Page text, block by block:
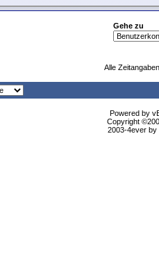
Gehe zu
Alle
Powered by
Copyright
2003-4ever by